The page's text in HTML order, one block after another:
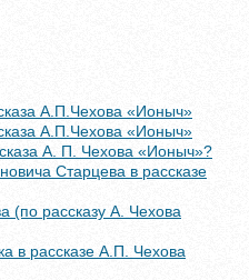
А.П.Чехова «Ионыч»
А.П.Чехова «Ионыч»
А. П. Чехова «Ионыч»?
Старцева в рассказе
(по рассказу А. Чехова
в рассказе А.П. Чехова